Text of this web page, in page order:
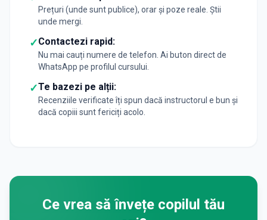
Prețuri (unde sunt publice), orar și poze reale. Știi
unde mergi.
✓Contactezi rapid:
Nu mai cauți numere de telefon. Ai buton direct de
WhatsApp pe profilul cursului.
✓Te bazezi pe alții:
Recenziile verificate îți spun dacă instructorul e bun și
dacă copiii sunt fericiți acolo.
Ce vrea să învețe copilul tău